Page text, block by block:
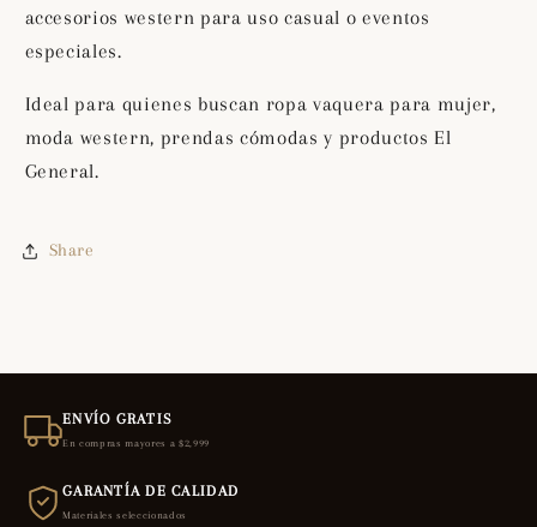
accesorios western para uso casual o eventos
especiales.
Ideal para quienes buscan ropa vaquera para mujer,
moda western, prendas cómodas y productos El
General.
Share
ENVÍO GRATIS
En compras mayores a $2,999
GARANTÍA DE CALIDAD
Materiales seleccionados